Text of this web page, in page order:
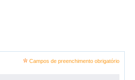
Campos de preenchimento obrigatório